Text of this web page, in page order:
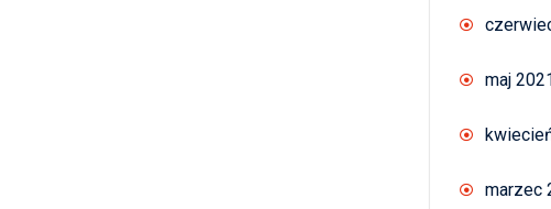
maj 2021
marzec